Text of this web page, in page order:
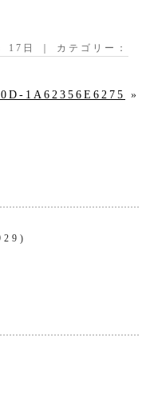
17日 ｜ カテゴリー：
1A62356E6275 »